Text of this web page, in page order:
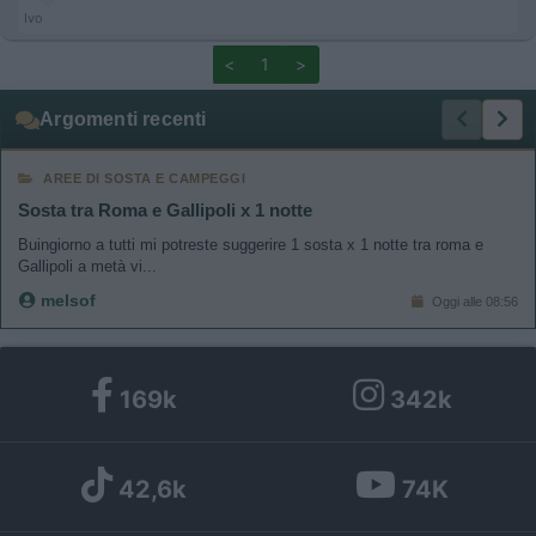
Ivo
< 1 >
Argomenti recenti
AREE DI SOSTA E CAMPEGGI
Sosta tra Roma e Gallipoli x 1 notte
Buingiorno a tutti mi potreste suggerire 1 sosta x 1 notte tra roma e
Gallipoli a metà vi...
melsof Oggi alle 08:56
169k 342k
42,6k 74K